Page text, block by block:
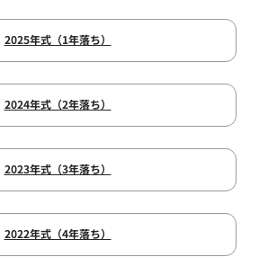
2025年式（1年落ち）
2024年式（2年落ち）
2023年式（3年落ち）
2022年式（4年落ち）